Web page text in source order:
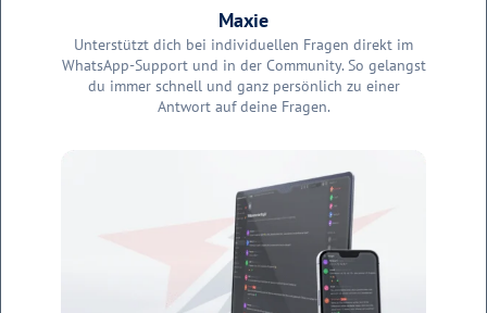
Maxie
Unterstützt dich bei individuellen Fragen direkt im
WhatsApp-Support und in der Community. So gelangst
du immer schnell und ganz persönlich zu einer
Antwort auf deine Fragen.